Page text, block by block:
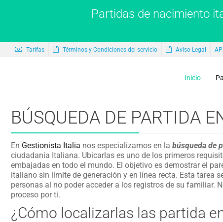
Partidas de nacimiento
Tarifas Términos y Condiciones del servicio Aviso Legal
Inicio
BÚSQUEDA DE PARTIDA
En Gestionista Italia nos especializamos en la búsqueda de
ciudadanía Italiana. Ubicarlas es uno de los primeros
embajadas en todo el mundo. El objetivo es demostrar el
italiano sin límite de generación y en línea recta. Esta tarea
personas al no poder acceder a los registros de su familiar.
proceso por ti.
¿Cómo localizarlas las partida